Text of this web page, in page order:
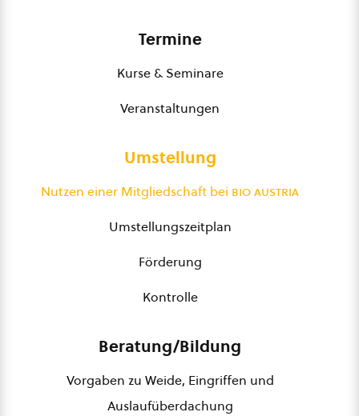
Termine
Kurse & Seminare
Veranstaltungen
Umstellung
Nutzen einer Mitgliedschaft bei bio austria
Umstellungszeitplan
Förderung
Kontrolle
Beratung/Bildung
Vorgaben zu Weide, Eingriffen und
Auslaufüberdachung